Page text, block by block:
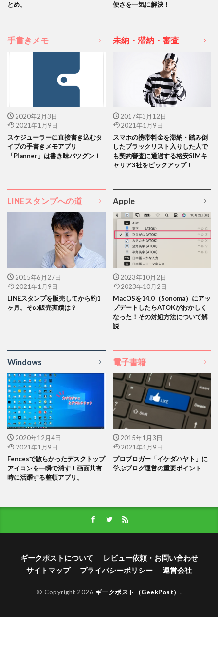
とめ。
便さを一気に解決！
手書きメモ
2020年2月3日
2021年1月9日
スケジューラーに直接書き込むタ
イプの手書きメモアプリ
「Planner」は書き味バツグン！
未納・滞納・審査
2017年3月12日
2021年1月9日
スマホの携帯料金を滞納・踏み倒
したブラックリスト入りした人で
も契約審査に通過する格安SIMキ
ャリア3社をピックアップ！
LINEスタンプへの道
2015年6月27日
2021年1月9日
LINEスタンプを販売してから約1
ヶ月。その販売実績は？
Apple
2023年10月2日
2023年10月2日
MacOSを14.0（Sonoma）にアッ
プデートしたらATOKがおかしく
なった！その対処方法について解
説
Windows
2020年12月4日
2021年1月9日
Fencesで散らかったデスクトップ
アイコンを一瞬で消す！画面共有
時に活躍する整頓アプリ。
電子書籍
2015年1月3日
2021年1月9日
プロブロガー「イケダハヤト」に
学ぶブログ運営の重要ポイント
ギークポストについて
レビュー依頼・お問い合わせ
サイトマップ
プライバシーポリシー 運営会社
© Copyright 2026 ギークポスト（GeekPost） .